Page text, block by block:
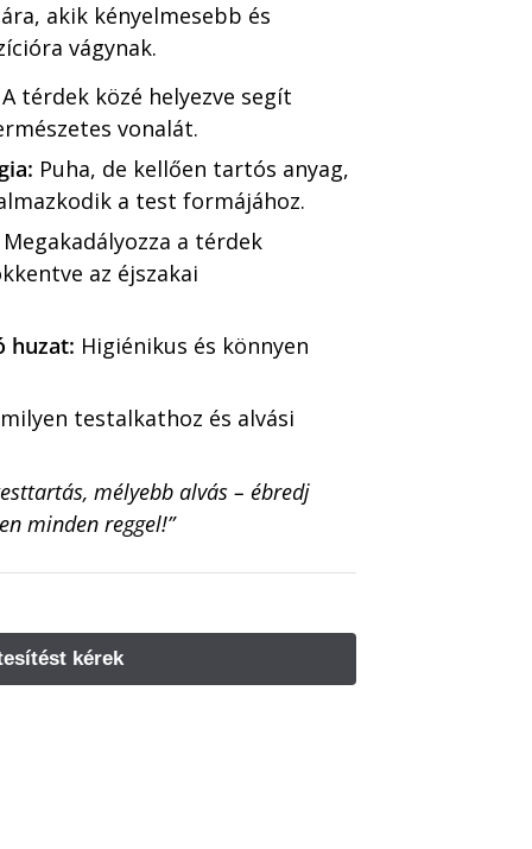
akik kényelmesebb és
vágynak.
A térdek közé helyezve segít
vonalát.
Puha, de kellően tartós anyag,
a test formájához.
Megakadályozza a térdek
az éjszakai
huzat: Higiénikus és könnyen
testalkathoz és alvási
mélyebb alvás – ébredj
minden reggel!”